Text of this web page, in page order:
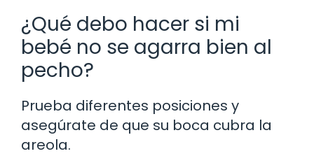
¿Qué debo hacer si mi
bebé no se agarra bien al
pecho?
Prueba diferentes posiciones y
asegúrate de que su boca cubra la
areola.